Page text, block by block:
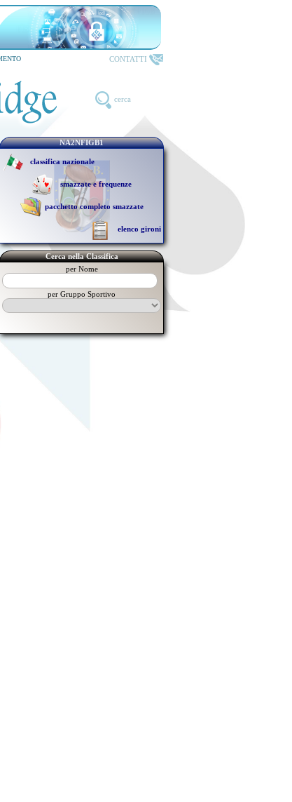
SERVIZI ONLINE FIGB
riservati ai TESSERATI
CONTATTI
cerca
NA2NFIGB1
classifica nazionale
smazzate e frequenze
pacchetto completo smazzate
elenco gironi
Cerca nella Classifica
per Nome
per Gruppo Sportivo